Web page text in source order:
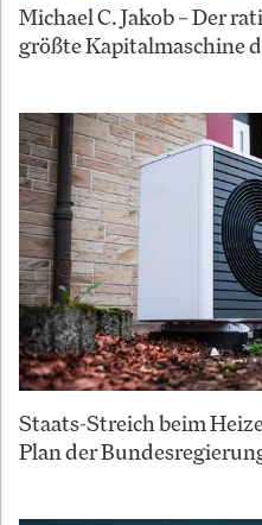
Michael C. Jakob – Der
größte Kapitalmaschine
Staats-Streich beim
Plan der